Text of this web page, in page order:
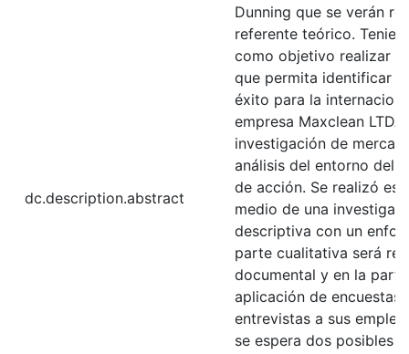
dc.description.abstract
Dunning que se verán
referente teórico.
como objetivo realizar
que permita identificar
éxito para la
empresa Maxclean
investigación de
análisis del entorno del
de acción. Se realizó
medio de una
descriptiva con un
parte cualitativa será
documental y en la
aplicación de encuestas
entrevistas a sus
se espera dos posibles